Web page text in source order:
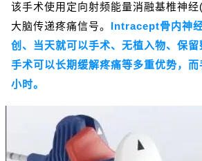
该手术使用定向射频能量消融基椎神
大脑传递疼痛信号。 Intracept骨内神
创、当天就可以手术、无植入物、保
手术可以长期缓解疼痛等多重优势，
小时。